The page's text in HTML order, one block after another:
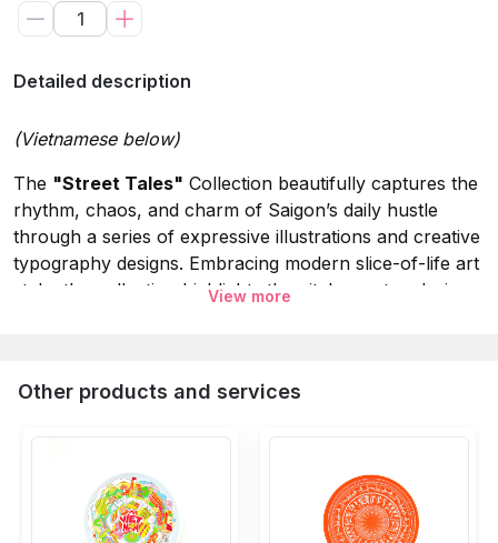
Detailed description
(Vietnamese below)
The "Street Tales" Collection beautifully captures the
rhythm, chaos, and charm of Saigon’s daily hustle
through a series of expressive illustrations and creative
typography designs. Embracing modern slice-of-life art
style, the collection highlights the city's most enduring
trope of the "Ninja" Honda Lead motorbike, and the
Collection:Street Tales.
View more
Other products and services